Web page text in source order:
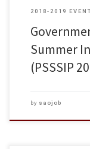
2018-2019
Summer
(PSSSIP
by saojob